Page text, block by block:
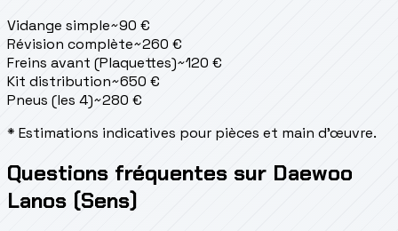
Vidange simple~90 €
Révision complète~260 €
Freins avant (Plaquettes)~120 €
Kit distribution~650 €
Pneus (les 4)~280 €
* Estimations indicatives pour pièces et main d'œuvre.
Questions fréquentes sur Daewoo
Lanos (Sens)